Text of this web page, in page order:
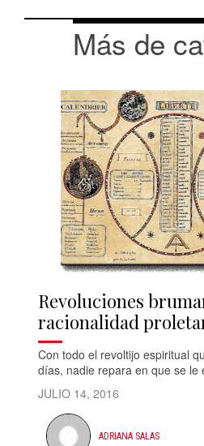
Más de
Revoluciones
racionalidad
Con todo el revoltijo espiritual
días, nadie repara en que se le
JULIO 14, 2016
ADRIANA SALAS